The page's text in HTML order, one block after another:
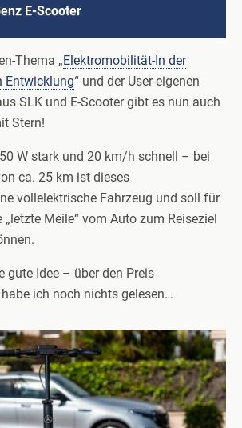
E-Scooter
Thema „Elektromobilität-In der
Entwicklung“ und der User-eigenen
SLK und E-Scooter gibt es nun auch
Stern!
W stark und 20 km/h schnell – bei
ca. 25 km ist dieses
vollelektrische Fahrzeug und soll für
Meile“ vom Auto zum Reiseziel
gute Idee – über den Preis
ich noch nichts gelesen…